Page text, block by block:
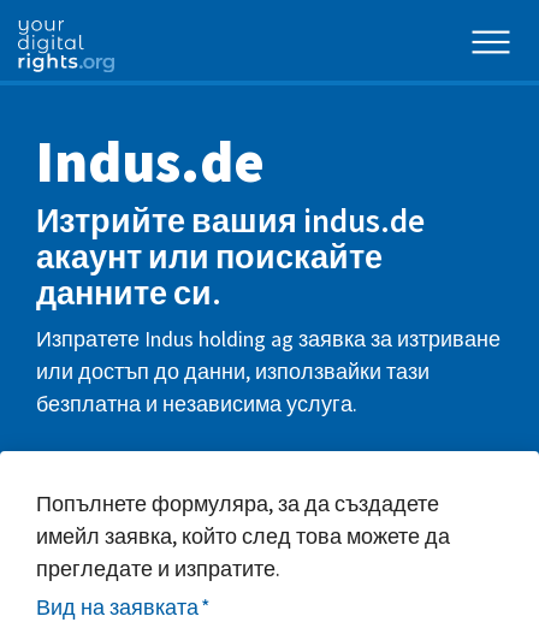
Indus.de
Изтрийте вашия indus.de
акаунт или поискайте
данните си.
Изпратете Indus holding ag заявка за изтриване
или достъп до данни, използвайки тази
безплатна и независима услуга.
Попълнете формуляра, за да създадете
имейл заявка, който след това можете да
прегледате и изпратите.
Вид на заявката*